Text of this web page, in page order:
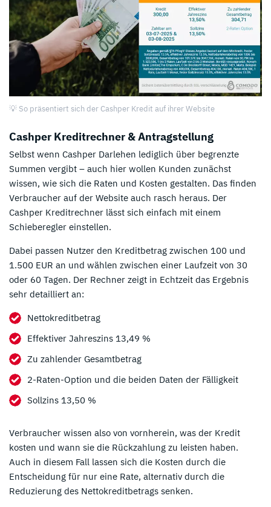
💡 So präsentiert sich der Cashper Kredit auf ihrer Website
Cashper Kreditrechner & Antragstellung
Selbst wenn Cashper Darlehen lediglich über begrenzte
Summen vergibt – auch hier wollen Kunden zunächst
wissen, wie sich die Raten und Kosten gestalten. Das finden
Verbraucher auf der Website auch rasch heraus. Der
Cashper Kreditrechner lässt sich einfach mit einem
Schieberegler einstellen.
Dabei passen Nutzer den Kreditbetrag zwischen 100 und
1.500 EUR an und wählen zwischen einer Laufzeit von 30
oder 60 Tagen. Der Rechner zeigt in Echtzeit das Ergebnis
sehr detailliert an:
Nettokreditbetrag
Effektiver Jahreszins 13,49 %
Zu zahlender Gesamtbetrag
2-Raten-Option und die beiden Daten der Fälligkeit
Sollzins 13,50 %
Verbraucher wissen also von vornherein, was der Kredit
kosten und wann sie die Rückzahlung zu leisten haben.
Auch in diesem Fall lassen sich die Kosten durch die
Entscheidung für nur eine Rate, alternativ durch die
Reduzierung des Nettokreditbetrags senken.